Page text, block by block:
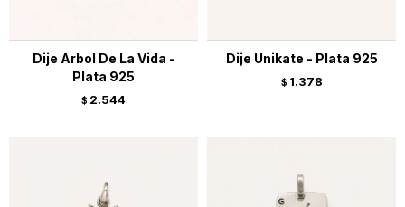
Dije Arbol De La Vida -
Plata 925
$ 2.544
Dije Unikate - Plata 925
$ 1.378